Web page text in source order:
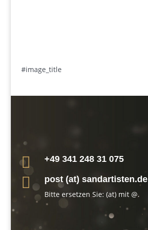
#image_title
 +49 341 248 31 075
 post (at) sandartisten.de
Bitte ersetzen Sie: (at) mit @.